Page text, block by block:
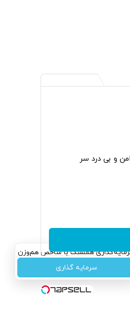
همسنگ با شاخص هم‌وزن
سرمایه گذاری
و بی درد سر